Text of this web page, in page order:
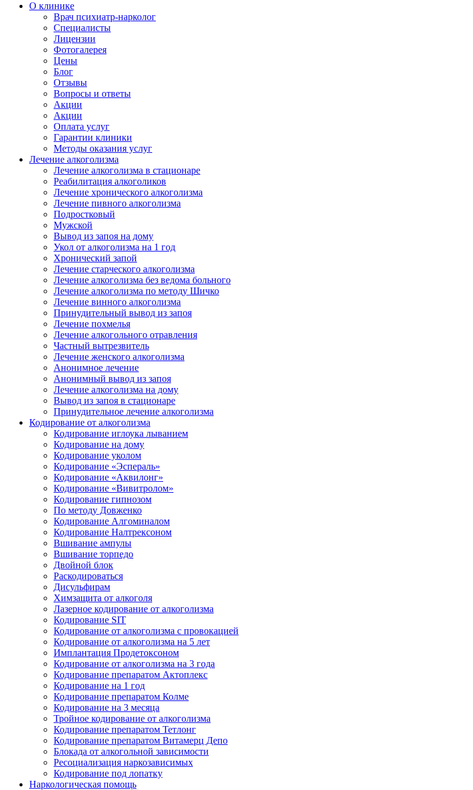
О клинике
Врач психиатр-нарколог
Специалисты
Лицензии
Фотогалерея
Цены
Блог
Отзывы
Вопросы и ответы
Акции
Акции
Оплата услуг
Гарантии клиники
Методы оказания услуг
Лечение алкоголизма
Лечение алкоголизма в стационаре
Реабилитация алкоголиков
Лечение хронического алкоголизма
Лечение пивного алкоголизма
Подростковый
Мужской
Вывод из запоя на дому
Укол от алкоголизма на 1 год
Хронический запой
Лечение старческого алкоголизма
Лечение алкоголизма без ведома больного
Лечение алкоголизма по методу Шичко
Лечение винного алкоголизма
Принудительный вывод из запоя
Лечение похмелья
Лечение алкогольного отравления
Частный вытрезвитель
Лечение женского алкоголизма
Анонимное лечение
Анонимный вывод из запоя
Лечение алкоголизма на дому
Вывод из запоя в стационаре
Принудительное лечение алкоголизма
Кодирование от алкоголизма
Кодирование иглоука лыванием
Кодирование на дому
Кодирование уколом
Кодирование «Эспераль»
Кодирование «Аквилонг»
Кодирование «Вивитролом»
Кодирование гипнозом
По методу Довженко
Кодирование Алгоминалом
Кодирование Налтрексоном
Вшивание ампулы
Вшивание торпедо
Двойной блок
Раскодироваться
Дисульфирам
Химзащита от алкоголя
Лазерное кодирование от алкоголизма
Кодирование SIT
Кодирование от алкоголизма с провокацией
Кодирование от алкоголизма на 5 лет
Имплантация Продетоксоном
Кодирование от алкоголизма на 3 года
Кодирование препаратом Актоплекс
Кодирование на 1 год
Кодирование препаратом Колме
Кодирование на 3 месяца
Тройное кодирование от алкоголизма
Кодирование препаратом Тетлонг
Кодирование препаратом Витамерц Депо
Блокада от алкогольной зависимости
Ресоциализация наркозависимых
Кодирование под лопатку
Наркологическая помощь